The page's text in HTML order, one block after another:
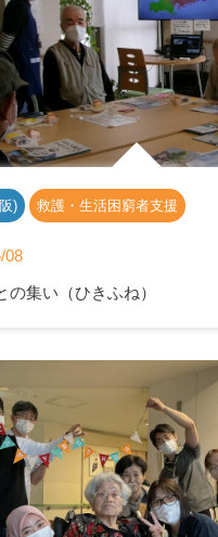
) 救護・生活困窮者支援
08
の集い（ひきふね）